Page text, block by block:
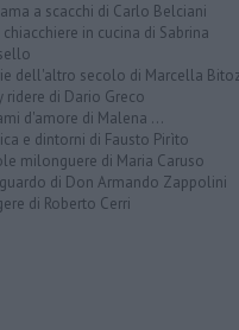
a scacchi di Carlo Belciani
chiacchiere in cucina di Sabrina
dell'altro secolo di Marcella
ridere di Dario Greco
d'amore di Malena ...
e dintorni di Fausto Pirìto
milonguere di Maria Caruso
di Don Armando Zappolini
di Roberto Cerri